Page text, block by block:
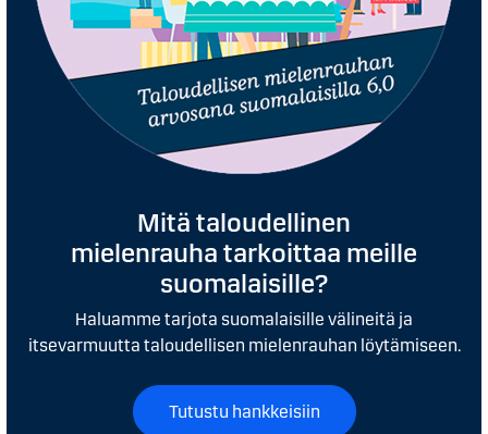
Mitä taloudellinen
mielenrauha tarkoittaa meille
suomalaisille?
Haluamme tarjota suomalaisille välineitä ja
itsevarmuutta taloudellisen mielenrauhan löytämiseen.
Tutustu hankkeisiin